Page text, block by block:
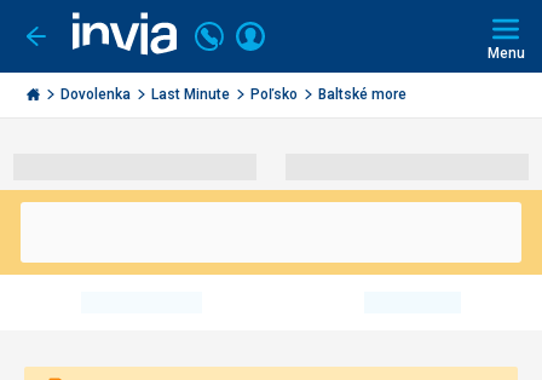
Ísť
späť
Invia.sk
Volajte
+421
2
3221
Prihlásiť
Menu
Dovolenka Last Minute Poľsko Baltské more